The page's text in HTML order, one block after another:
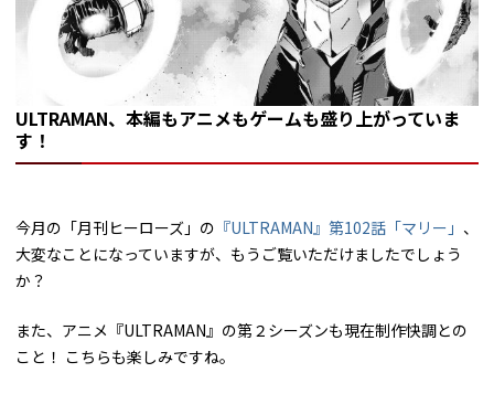
ULTRAMAN、本編もアニメもゲームも盛り上がっていま
す！
今月の「月刊ヒーローズ」の 『ULTRAMAN』第102話「マリー」 、
大変なことになっていますが、もうご覧いただけましたでしょう
か？
また、アニメ『ULTRAMAN』の第２シーズンも現在制作快調との
こと！ こちらも楽しみですね。